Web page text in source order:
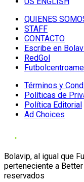
QUIENES
STAFF
CONTACTO
Escribe en
RedGol
Términos y
Políticas de
Política Editorial
Ad Choices
Bolavip, al igual que
perteneciente a
reservados